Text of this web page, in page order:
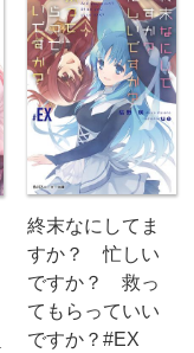
終末なにしてま
すか？ 忙しい
ですか？ 救っ
てもらっていい
ですか？#EX